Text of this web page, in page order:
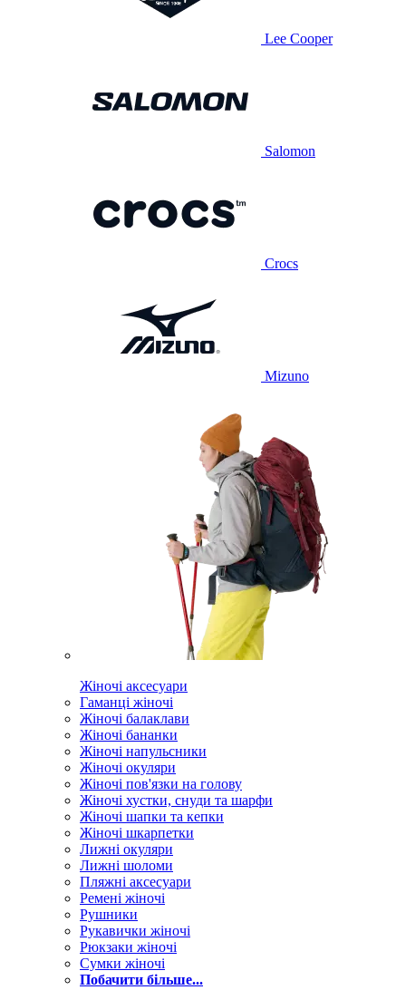
Lee Cooper
Salomon
Crocs
Mizuno
Жіночі аксесуари
Гаманці жіночі
Жіночі балаклави
Жіночі бананки
Жіночі напульсники
Жіночі окуляри
Жіночі пов'язки на голову
Жіночі хустки, снуди та шарфи
Жіночі шапки та кепки
Жіночі шкарпетки
Лижні окуляри
Лижні шоломи
Пляжні аксесуари
Ремені жіночі
Рушники
Рукавички жіночі
Рюкзаки жіночі
Сумки жіночі
Побачити більше...